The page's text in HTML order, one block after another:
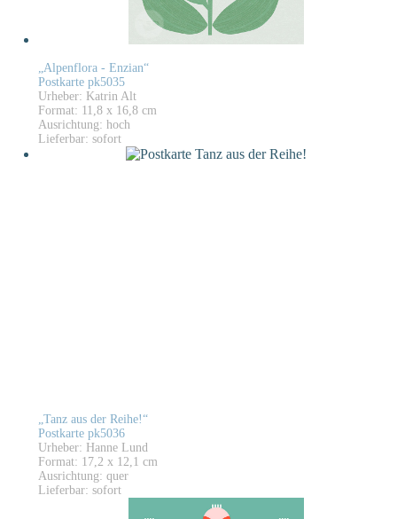
„Alpenflora - Enzian“
Postkarte pk5035
Urheber: Katrin Alt
Format: 11,8 x 16,8 cm
Ausrichtung: hoch
Lieferbar: sofort
„Tanz aus der Reihe!“
Postkarte pk5036
Urheber: Hanne Lund
Format: 17,2 x 12,1 cm
Ausrichtung: quer
Lieferbar: sofort